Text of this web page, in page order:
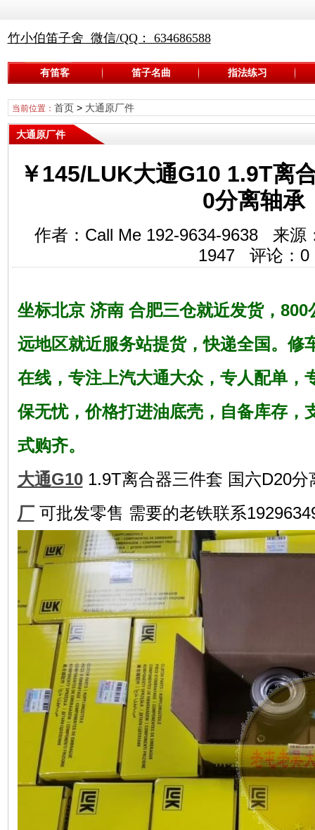
竹小伯笛子舍 微信/QQ： 634686588
有笛客 笛子名曲 指法练习
当前位置： 首页> 大通原厂件
大通原厂件
￥145/LUK大通G10 1.9T离
0分离轴承
作者：Call Me 192-9634-9638 来
1947评论： 0
坐标北京 济南 合肥三仓就近发货，
远地区就近服务站提货，快递全国。修
在线，专注上汽大通大众， 专人配单，
保无忧，价格打进油底壳，自备库存，
式购齐。
大通G101.9T离合器三件套 国六D20分
厂可批发零售 需要的老铁联系